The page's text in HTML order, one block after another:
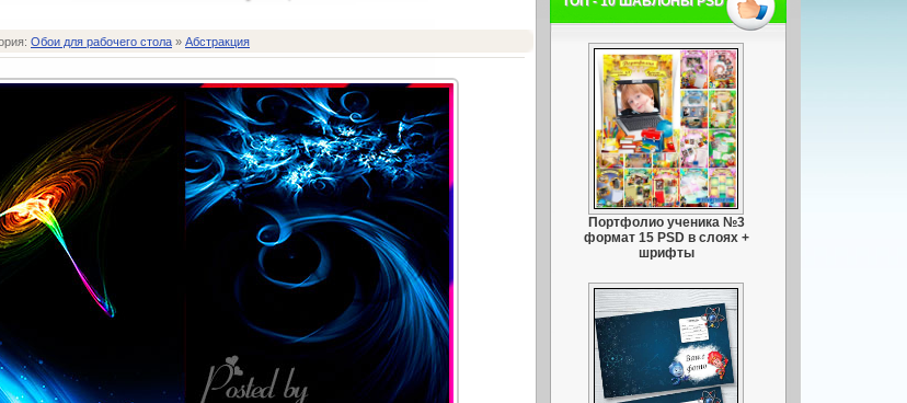
Обои для рабочего стола » Абстракция
Портфолио ученика №3
формат 15 PSD в слоях +
шрифты